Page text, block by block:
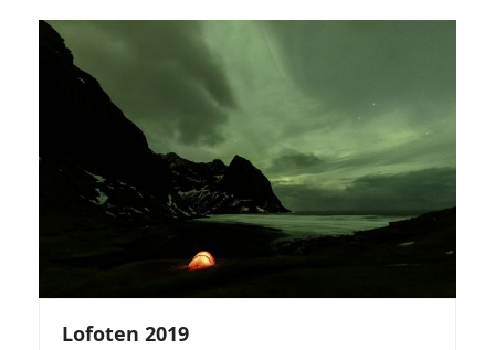
Lofoten 2019